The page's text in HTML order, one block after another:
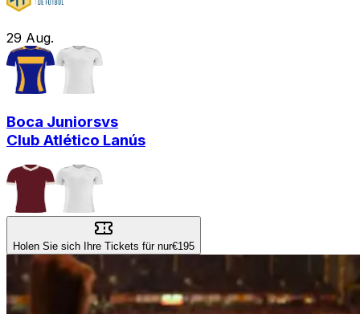
29 Aug.
Boca Juniorsvs
Club Atlético Lanús
Holen Sie sich Ihre Tickets für nur€195